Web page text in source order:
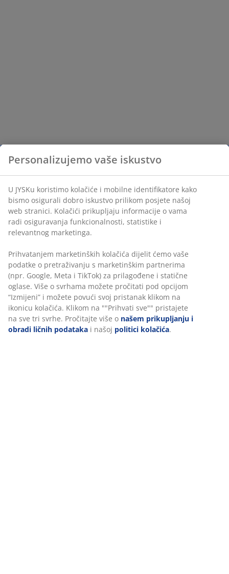
Personalizujemo vaše iskustvo
U JYSKu koristimo kolačiće i mobilne identifikatore kako
bismo osigurali dobro iskustvo prilikom posjete našoj
web stranici. Kolačići prikupljaju informacije o vama
radi osiguravanja funkcionalnosti, statistike i
relevantnog marketinga.
Prihvatanjem marketinških kolačića dijelit ćemo vaše
podatke o pretraživanju s marketinškim partnerima
(npr. Google, Meta i TikTok) za prilagođene i statične
oglase. Više o svrhama možete pročitati pod opcijom
“Izmijeni” i možete povući svoj pristanak klikom na
ikonicu kolačića. Klikom na ""Prihvati sve"" pristajete
na sve tri svrhe. Pročitajte više o našem prikupljanju i
obradi ličnih podataka i našoj politici kolačića.